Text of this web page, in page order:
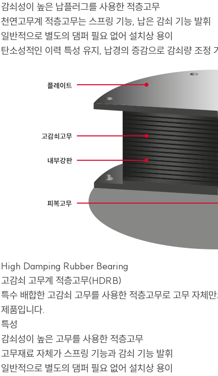
감쇠성이 높은 납플러그를 사용한 적층고무
천연고무계 적층고무는 스프링 기능, 납은 감쇠 기능 발휘
일반적으로 별도의 댐퍼 필요 없어 설치상 용이
탄소성적인 이력 특성 유지, 납경의 증감으로 감쇠량 조정
High Damping Rubber Bearing
고감쇠 고무계 적층고무(HDRB)
특수 배합한 고감쇠 고무를 사용한 적층고무로 고무 자체
제품입니다.
특성
감쇠성이 높은 고무를 사용한 적층고무
고무재료 자체가 스프링 기능과 감쇠 기능 발휘
일반적으로 별도의 댐퍼 필요 없어 설치상 용이